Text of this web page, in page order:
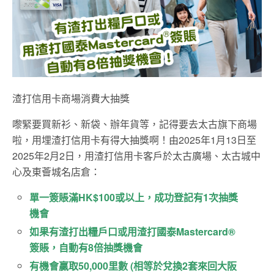
渣打信用卡商場消費大抽獎
嚟緊要買新衫、新袋、辦年貨等，記得要去太古旗下商場
啦，用埋渣打信用卡有得大抽獎啊！由2025年1月13日至
2025年2月2日，用渣打信用卡客戶於太古廣場、太古城中
心及東薈城名店倉：
單一簽賬滿HK$100或以上，成功登記有1次抽獎
機會
如果有渣打出糧戶口或用渣打國泰Mastercard®
簽賬，自動有8倍抽獎機會
有機會贏取50,000里數 (相等於兌換2套來回大阪